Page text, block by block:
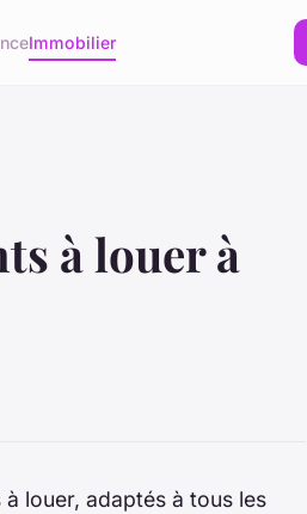
Immobilier
à louer à
louer, adaptés à tous les